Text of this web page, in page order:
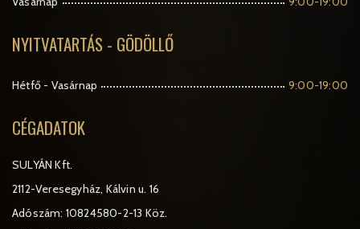
NYITVATARTÁS - GÖDÖLLŐ
Hétfő - Vasárnap 9:00-19:00
CÉGADATOK
SULYÁN Kft.
2112-Veresegyház, Kálvin u. 16
Adószám: 10824580-2-13 Köz.